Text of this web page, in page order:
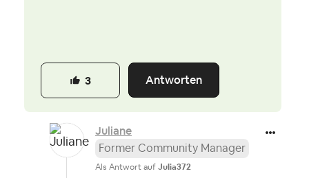
Antworten
3
Juliane
Former Community Manager
Als Antwort auf Julia372